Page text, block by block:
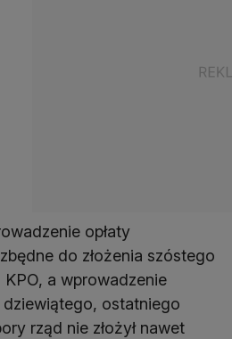
opłaty
do złożenia szóstego
a wprowadzenie
dziewiątego, ostatniego
rząd nie złożył nawet